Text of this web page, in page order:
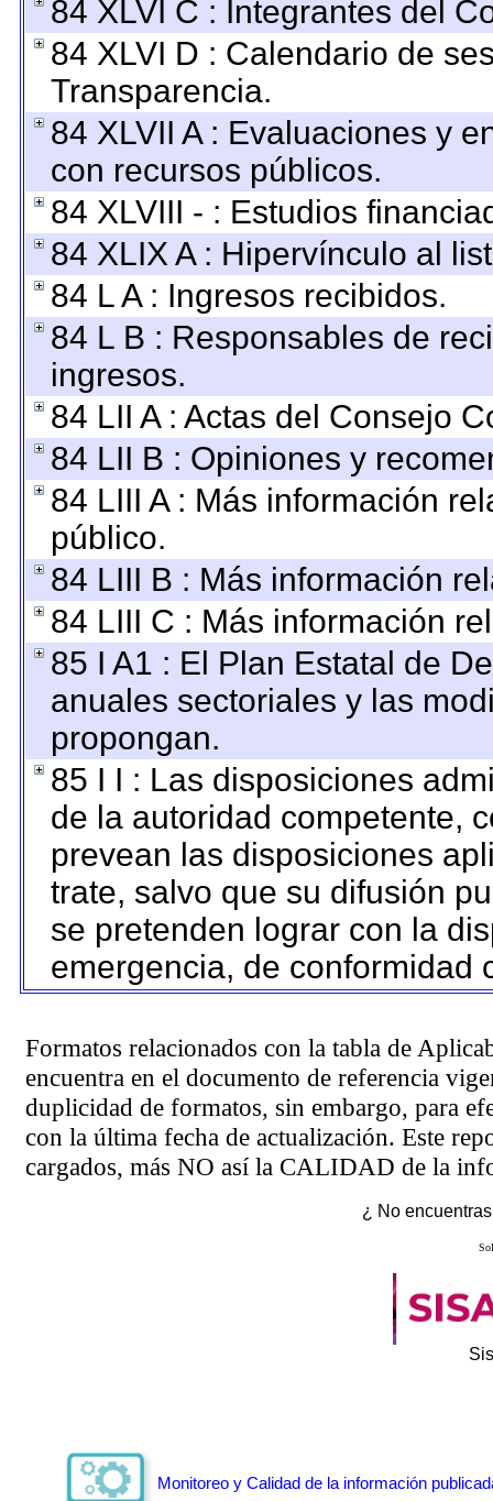
84 XLVI C : Integrantes del
84 XLVI D : Calendario de
Transparencia.
84 XLVII A : Evaluaciones y
con recursos públicos.
84 XLVIII - : Estudios
84 XLIX A : Hipervínculo al
84 L A : Ingresos recibidos.
84 L B : Responsables de
ingresos.
84 LII A : Actas del Consejo
84 LII B : Opiniones y
84 LIII A : Más información
público.
84 LIII B : Más información
84 LIII C : Más información
85 I A1 : El Plan Estatal de
anuales sectoriales y las
propongan.
85 I I : Las disposiciones
de la autoridad competente,
prevean las disposiciones
trate, salvo que su difusión
se pretenden lograr con la
emergencia, de conformidad
Formatos relacionados con la tabla de
encuentra en el documento de referencia
duplicidad de formatos, sin embargo, para
con la última fecha de actualización. Este
cargados, más NO así la CALIDAD de la
¿ No
Monitoreo y Calidad de la información